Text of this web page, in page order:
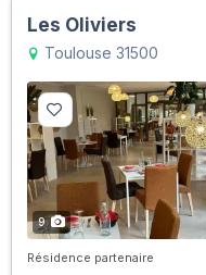
Les Oliviers
Toulouse 31500
9
Résidence partenaire